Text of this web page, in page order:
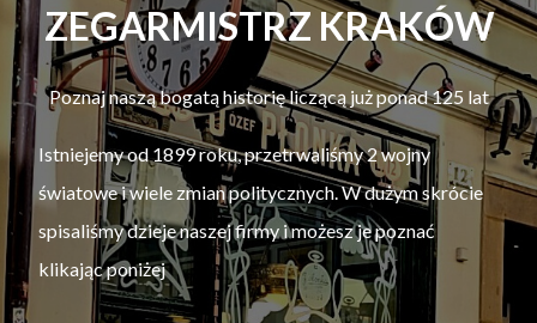
ZEGARMISTRZ KRAKÓW
Poznaj naszą bogatą historię liczącą już ponad 125 lat
Istniejemy od 1899 roku, przetrwaliśmy 2 wojny
światowe i wiele zmian politycznych. W dużym skrócie
spisaliśmy dzieje naszej firmy i możesz je poznać
klikając poniżej